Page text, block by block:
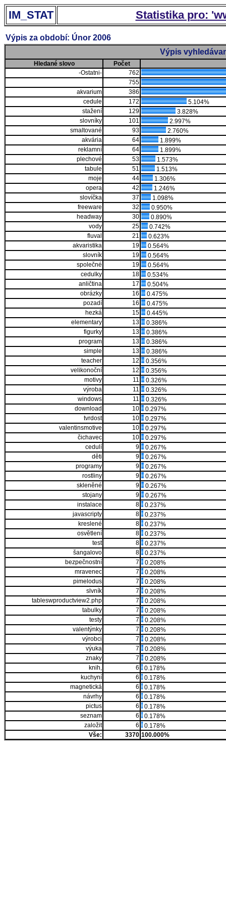
IM_STAT Statistika pro:
Výpis za období: Únor 2006
Výpis
Hledané slovo
Počet
-Ostatni-
762
755
akvarium
386
cedule
172
5.104%
stažení
129
3.828%
slovníky
101
2.997%
smaltované
93
2.760%
akvária
64
1.899%
reklamní
64
1.899%
plechové
53
1.573%
tabule
51
1.513%
moje
44
1.306%
opera
42
1.246%
slovíčka
37
1.098%
freeware
32
0.950%
headway
30
0.890%
vody
25
0.742%
fluval
21
0.623%
akvaristika
19
0.564%
slovník
19
0.564%
společné
19
0.564%
cedulky
18
0.534%
anličtina
17
0.504%
obrázky
16
0.475%
pozadí
16
0.475%
hezká
15
0.445%
elementary
13
0.386%
figurky
13
0.386%
program
13
0.386%
simple
13
0.386%
teacher
12
0.356%
velikonoční
12
0.356%
motivy
11
0.326%
výroba
11
0.326%
windows
11
0.326%
download
10
0.297%
tvrdost
10
0.297%
valentinsmotive
10
0.297%
čichavec
10
0.297%
cedulí
9
0.267%
děti
9
0.267%
programy
9
0.267%
rostliny
9
0.267%
skleněné
9
0.267%
stojany
9
0.267%
instalace
8
0.237%
javascripty
8
0.237%
kreslené
8
0.237%
osvětlení
8
0.237%
test
8
0.237%
šangalovo
8
0.237%
bezpečnostní
7
0.208%
mravenec
7
0.208%
pimelodus
7
0.208%
slvník
7
0.208%
tableswproductview2.php
7
0.208%
tabulky
7
0.208%
testy
7
0.208%
valentýnky
7
0.208%
výrobci
7
0.208%
výuka
7
0.208%
znaky
7
0.208%
knih,
6
0.178%
kuchyní
6
0.178%
magnetická
6
0.178%
návrhy
6
0.178%
pictus
6
0.178%
seznam
6
0.178%
založit
6
0.178%
Vše:
3370 100.000%